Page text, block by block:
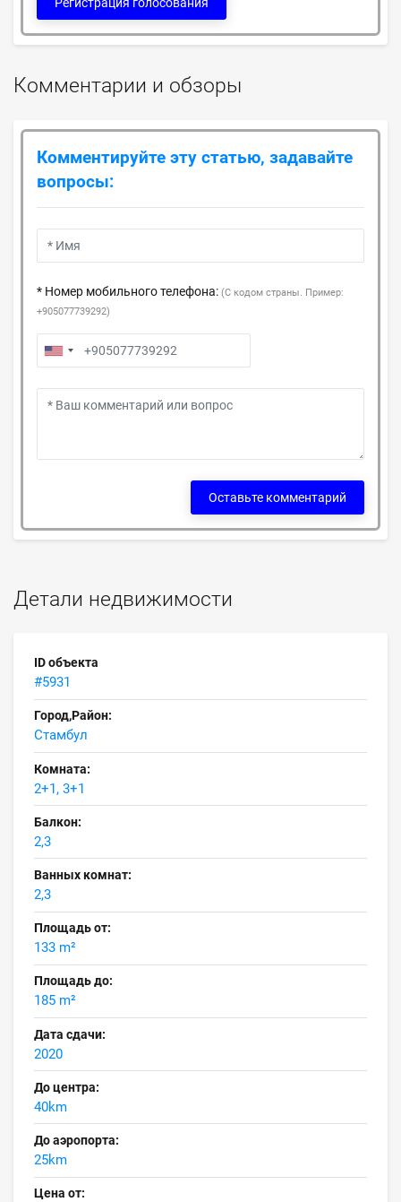
Детали недвижимости
ID объекта
#5931
Город,Район:
Стамбул
Комната:
2+1, 3+1
Балкон:
2,3
Ванных комнат:
2,3
Площадь от:
133 m²
Площадь до:
185 m²
Дата сдачи:
2020
До центра:
40km
До аэропорта:
25km
Цена от:
Комментарии и обзоры
Комментируйте эту статью, задавайте
вопросы:
* Номер мобильного телефона: (С кодом страны. Пример:
+905077739292)
Оставьте комментарий